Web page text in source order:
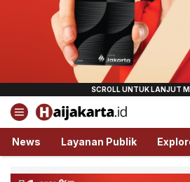
Haijakarta.id
Semua Tentang Jakarta Ada
News Layanan Publik